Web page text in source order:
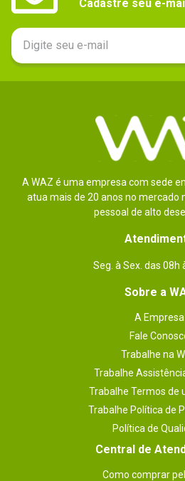
- Taxas de
PC4-1600;
- Agrupamento de
CAS para CAS
Cadastre seu e-
A WAZ é uma empresa com sede
atua mais de 20 anos no mercado
pessoal de alto
Seg. à Sex. das 08h
Sobre a
A Empresa
Fale
Trabalhe na
Trabalhe
Trabalhe Termos de
Trabalhe Política de
Política de
Central de
Como comprar